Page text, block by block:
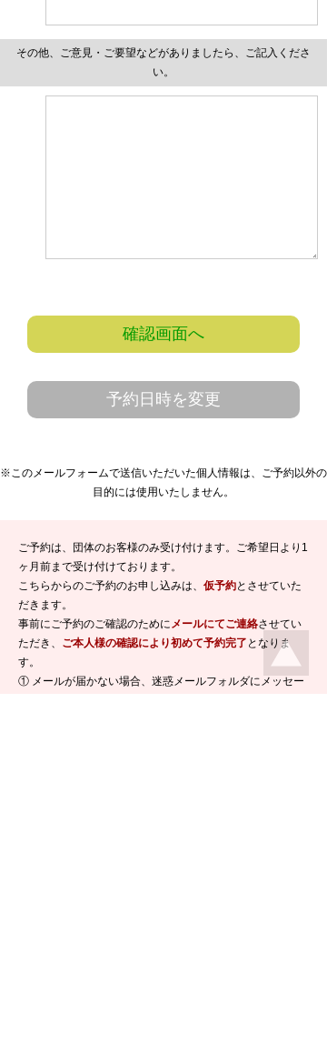
その他、ご意見・ご要望などがありましたら、ご記入くださ
い。
確認画面へ
予約日時を変更
※このメールフォームで送信いただいた個人情報は、ご予約以外の
目的には使用いたしません。
ご予約は、団体のお客様のみ受け付けます。ご希望日より1
ヶ月前まで受け付けております。
こちらからのご予約のお申し込みは、 仮予約とさせていた
だきます。
事前にご予約のご確認のためにメールにてご連絡させてい
ただき、 ご本人様の確認により初めて予約完了 となりま
す。
① メールが届かない場合、迷惑メールフォルダにメッセー